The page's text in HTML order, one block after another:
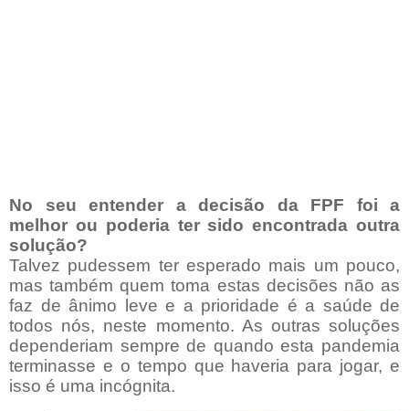
No seu entender a decisão da FPF foi a
melhor ou poderia ter sido encontrada outra
solução?
Talvez pudessem ter esperado mais um pouco,
mas também quem toma estas decisões não as
faz de ânimo leve e a prioridade é a saúde de
todos nós, neste momento. As outras soluções
dependeriam sempre de quando esta pandemia
terminasse e o tempo que haveria para jogar, e
isso é uma incógnita.